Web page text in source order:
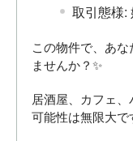
取引態様:
この物件で、あ
ませんか？✨
居酒屋、カフェ
可能性は無限大で